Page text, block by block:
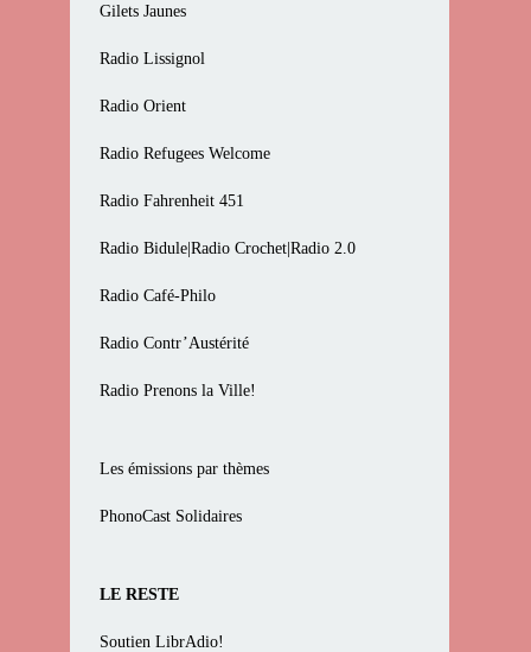
Gilets Jaunes
Radio Lissignol
Radio Orient
Radio Refugees Welcome
Radio Fahrenheit 451
Radio Bidule|Radio Crochet|Radio 2.0
Radio Café-Philo
Radio Contr’Austérité
Radio Prenons la Ville!
Les émissions par thèmes
PhonoCast Solidaires
LE RESTE
Soutien LibrAdio!